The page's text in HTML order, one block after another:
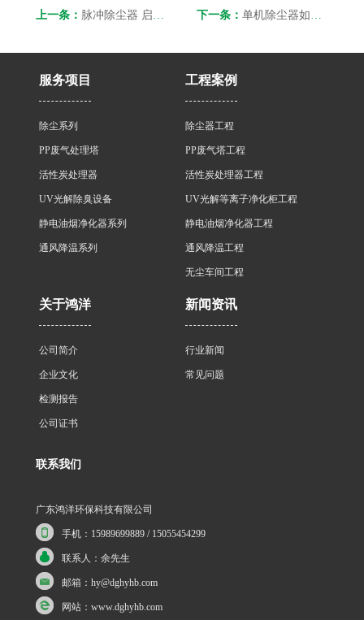
上一条： 脉冲除尘器 启动步骤和预涂灰步骤 下一条： 单机除尘器如何安装
服务项目
除尘系列
PP废气处理塔
活性炭处理器
UV光解除臭设备
静电油烟净化器系列
通风降温系列
工程案例
除尘器工程
PP废气塔工程
活性炭处理器工程
UV光解等离子净化柜工程
静电油烟净化器工程
通风降温工程
无尘车间工程
关于鸿洋
公司简介
企业文化
检测报告
公司证书
新闻资讯
行业新闻
常见问题
联系我们
广东鸿洋环保科技有限公司
手机：15989699889 / 15055454299
联系人：余先生
邮箱：hy@dghyhb.com
网站：www.dghyhb.com